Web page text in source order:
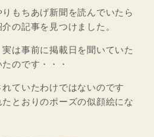
もちあげ新聞を読んでいたら
の記事を見つけました。
は事前に掲載日を聞いていた
のです・・・
ていたわけではないのです
とおりのポーズの似顔絵にな